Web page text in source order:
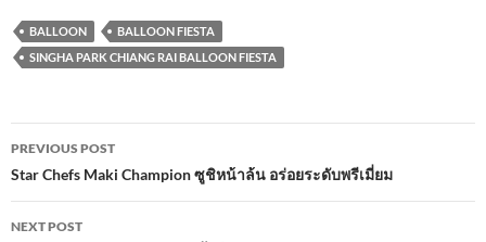
e
b
o
k
itt
er
ail at
s
p
p
e
BALLOON
BALLOON FIESTA
SINGHA PARK CHIANG RAI BALLOON FIESTA
Post
navigation
PREVIOUS POST
Star Chefs Maki Champion ซูชิหน้าล้น อร่อยระดับพรีเมี่ยม
NEXT POST